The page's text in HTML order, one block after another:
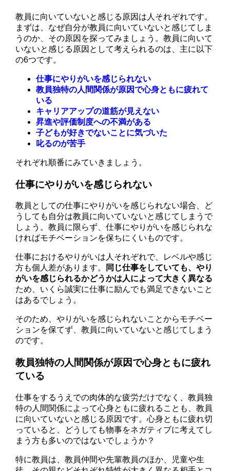
教員に向いていないと感じる原因は人それぞれです。
まずは、なぜ自分が教員に向いていないと感じてしま
うのか、その原因を探ってみましょう。教員に向いて
いないと感じる原因として考えられるのは、主に以下
の6つです。
仕事にやりがいを感じられない
教員独特の人間関係が原因で心身ともに疲れて
いる
キャリアアップの道筋が見えない
昇進や評価制度への不満がある
子どもが好きでないことに気づいた
叱るのが苦手
それぞれ順番にみていきましょう。
仕事にやりがいを感じられない
教員としての仕事にやりがいを感じられない場合、ど
うしても自分は教員に向いていないと感じてしまうで
しょう。教員に限らず、仕事にやりがいを感じられな
ければモチベーションを保ちにくいものです。
仕事におけるやりがいは人それぞれで、レベルや感じ
方も個人差があります。
同じ仕事をしていても、やり
がいを感じられるかどうかは人によって大きく異なる
ため、いくら誠実に仕事に励んでも満足できないこと
はあるでしょう。
そのため、やりがいを感じられないことからモチベー
ションを保てず、教員に向いていないと感じてしまう
のです。
教員独特の人間関係が原因で心身ともに疲れ
ている
仕事をするうえでの肉体的な疲労だけでなく、教員独
特の人間関係によって心身ともに疲れることも、教員
に向いていないと感じる原因です。心身ともに疲れ切
っていると、どうしても物事をネガティブに考えてし
まう方も多いのではないでしょうか？
特に教員は、教員仲間や先輩教員のほか、児童や生